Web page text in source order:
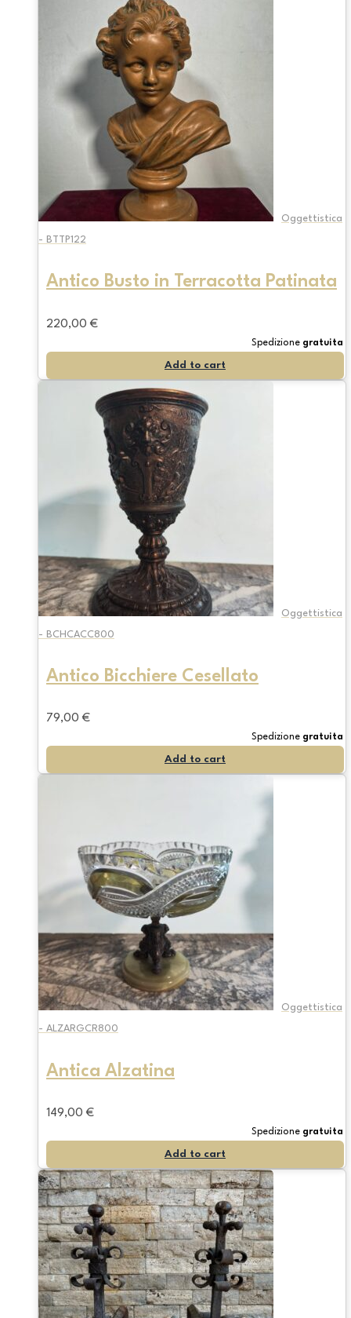
Oggettistica
- BTTP122
Antico Busto in Terracotta Patinata
220,00 €
Spedizione gratuita
Add to cart
Oggettistica
- BCHCACC800
Antico Bicchiere Cesellato
79,00 €
Spedizione gratuita
Add to cart
Oggettistica
- ALZARGCR800
Antica Alzatina
149,00 €
Spedizione gratuita
Add to cart